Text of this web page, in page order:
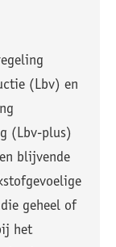
(Lbv) en
(Lbv-plus)
blijvende
geheel of
het